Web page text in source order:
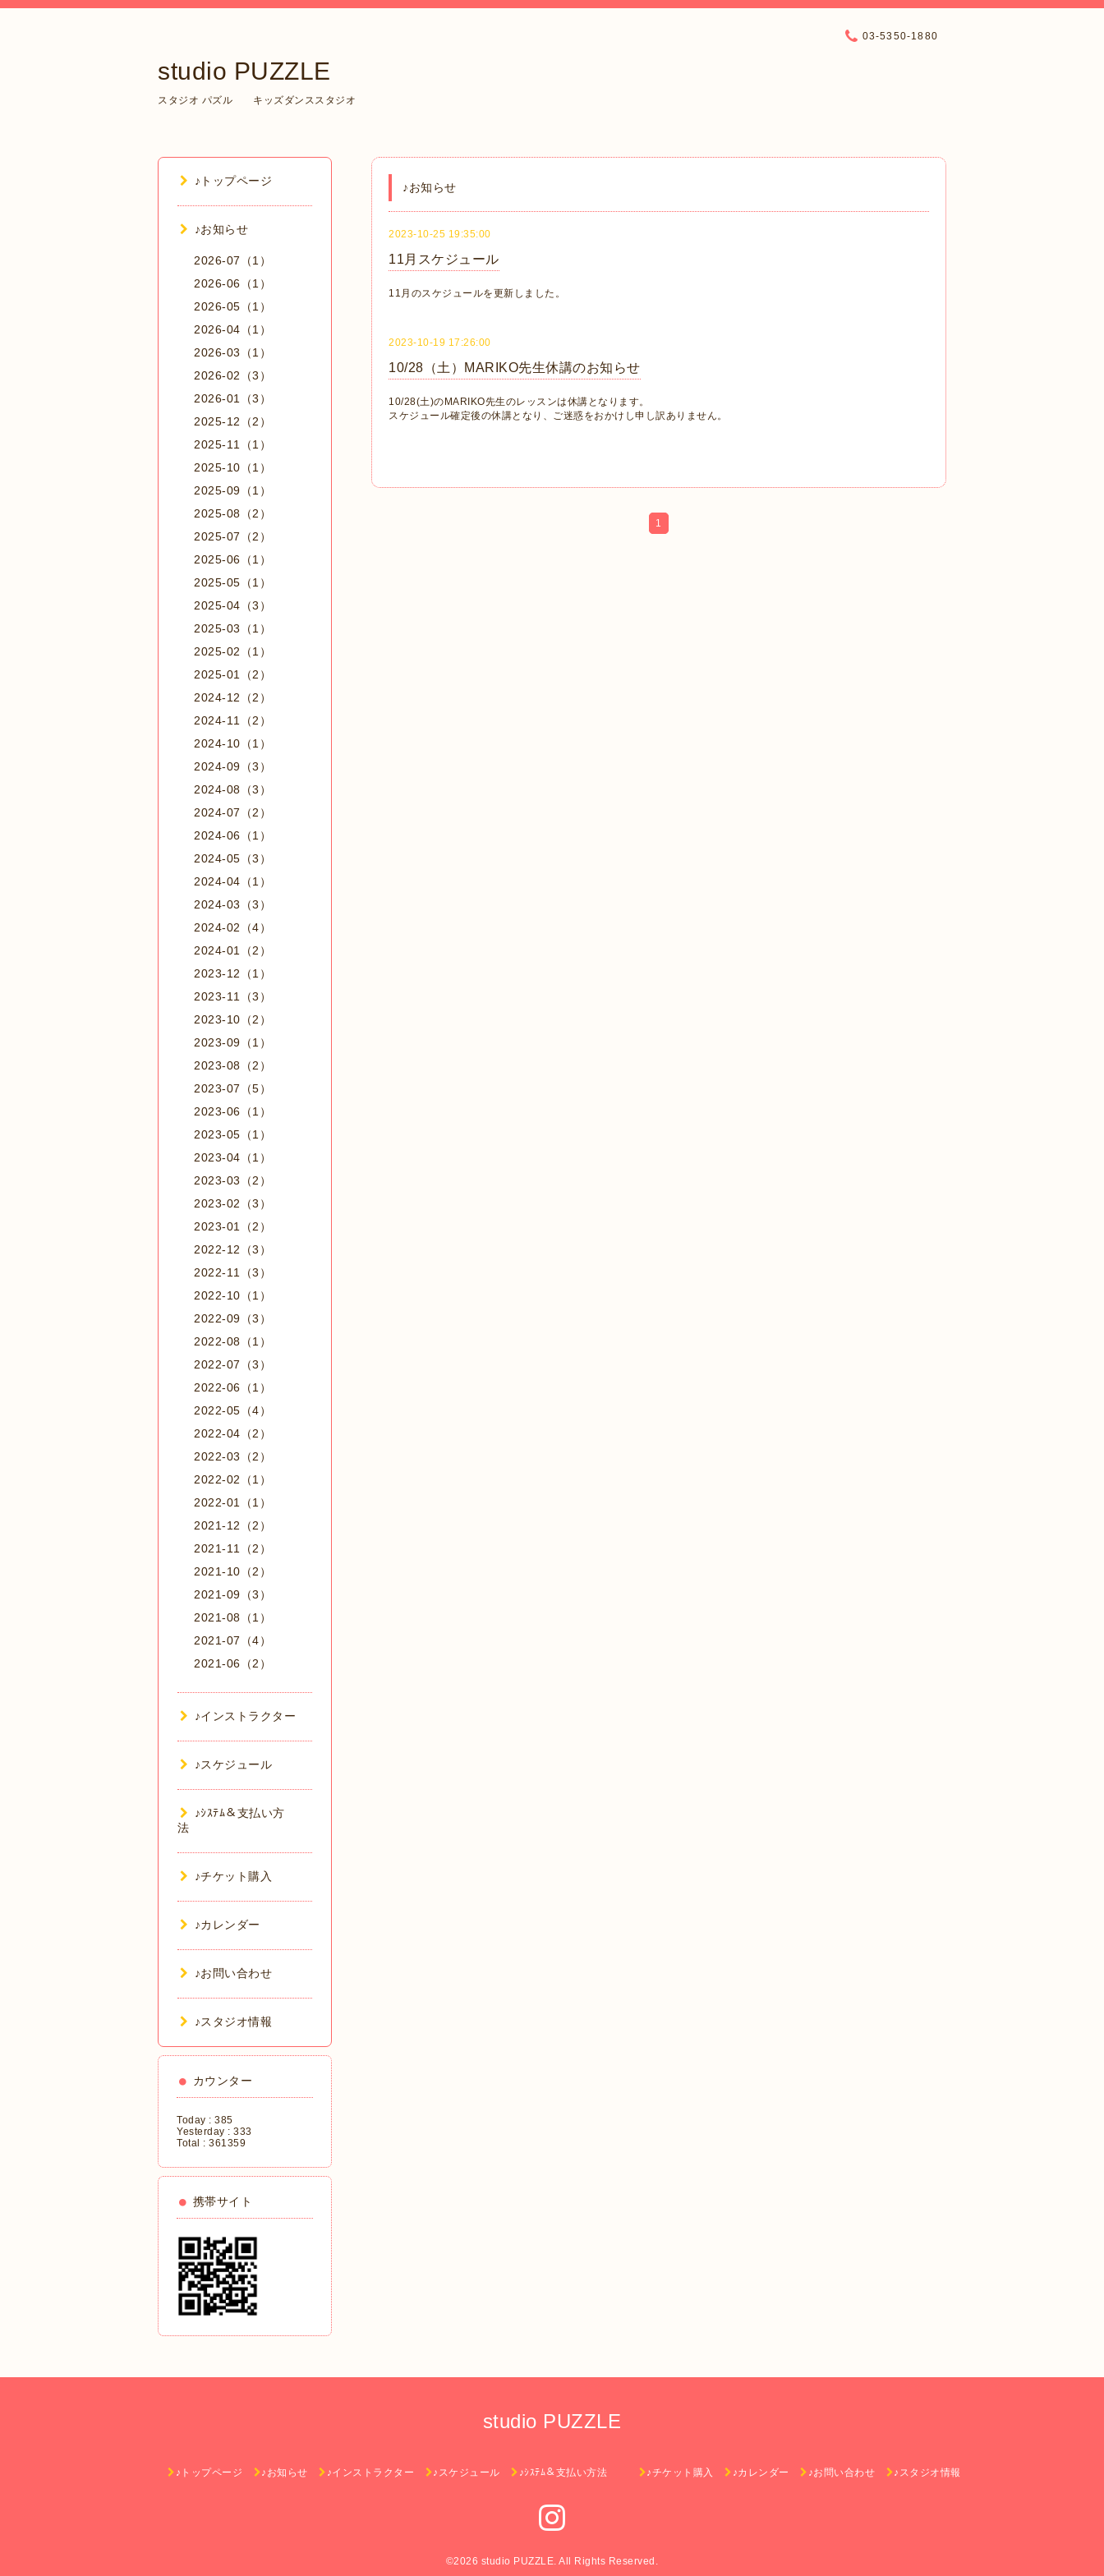
studio PUZZLE
スタジオ パズル キッズダンススタジオ
03-5350-1880
♪お知らせ
2023-10-25 19:35:00
11月スケジュール
11月のスケジュールを更新しました。
2023-10-19 17:26:00
10/28（土）MARIKO先生休講のお知らせ
10/28(土)のMARIKO先生のレッスンは休講となります。
スケジュール確定後の休講となり、ご迷惑をおかけし申し訳ありません。
1
♪トップページ
♪お知らせ
2026-07（1）
2026-06（1）
2026-05（1）
2026-04（1）
2026-03（1）
2026-02（3）
2026-01（3）
2025-12（2）
2025-11（1）
2025-10（1）
2025-09（1）
2025-08（2）
2025-07（2）
2025-06（1）
2025-05（1）
2025-04（3）
2025-03（1）
2025-02（1）
2025-01（2）
2024-12（2）
2024-11（2）
2024-10（1）
2024-09（3）
2024-08（3）
2024-07（2）
2024-06（1）
2024-05（3）
2024-04（1）
2024-03（3）
2024-02（4）
2024-01（2）
2023-12（1）
2023-11（3）
2023-10（2）
2023-09（1）
2023-08（2）
2023-07（5）
2023-06（1）
2023-05（1）
2023-04（1）
2023-03（2）
2023-02（3）
2023-01（2）
2022-12（3）
2022-11（3）
2022-10（1）
2022-09（3）
2022-08（1）
2022-07（3）
2022-06（1）
2022-05（4）
2022-04（2）
2022-03（2）
2022-02（1）
2022-01（1）
2021-12（2）
2021-11（2）
2021-10（2）
2021-09（3）
2021-08（1）
2021-07（4）
2021-06（2）
♪インストラクター
♪スケジュール
♪ｼｽﾃﾑ＆支払い方
法
♪チケット購入
♪カレンダー
♪お問い合わせ
♪スタジオ情報
カウンター
Today : 385
Yesterday : 333
Total : 361359
携帯サイト
studio PUZZLE
♪トップページ ♪お知らせ ♪インストラクター ♪スケジュール ♪ｼｽﾃﾑ＆支払い方法 ♪チケット購入 ♪カレンダー ♪お問い合わせ ♪スタジオ情報
©2026 studio PUZZLE. All Rights Reserved.